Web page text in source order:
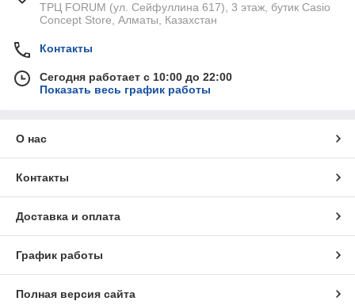
ТРЦ FORUM (ул. Сейфуллина 617), 3 этаж, бутик Casio
Concept Store, Алматы, Казахстан
Контакты
Сегодня работает с 10:00 до 22:00
Показать весь график работы
О нас
Контакты
Доставка и оплата
График работы
Полная версия сайта